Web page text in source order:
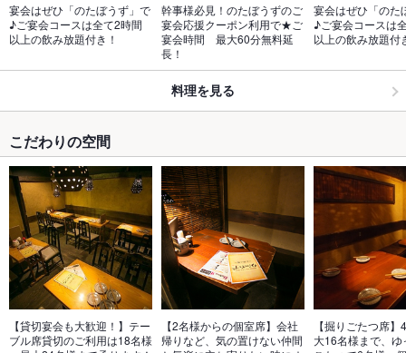
宴会はぜひ「のたぼうず」で
♪ご宴会コースは全て2時間
以上の飲み放題付き！
幹事様必見！のたぼうずのご
宴会応援クーポン利用で★ご
宴会時間　最大60分無料延
長！
宴会はぜひ「のた
♪ご宴会コースは
以上の飲み放題付
料理を見る
こだわりの空間
【貸切宴会も大歓迎！】テー
ブル席貸切のご利用は18名様
【2名様からの個室席】会社
帰りなど、気の置けない仲間
【掘りごたつ席
大16名様まで、